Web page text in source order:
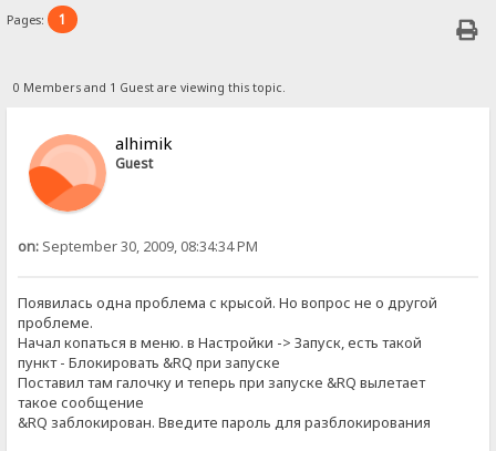
Pages: 1
0 Members and 1 Guest are viewing this topic.
alhimik
Guest
on: September 30, 2009, 08:34:34 PM
Появилась одна проблема с крысой. Но вопрос не о другой
проблеме.
Начал копаться в меню. в Настройки -> Запуск, есть такой
пункт - Блокировать &RQ при запуске
Поставил там галочку и теперь при запуске &RQ вылетает
такое сообщение
&RQ заблокирован. Введите пароль для разблокирования